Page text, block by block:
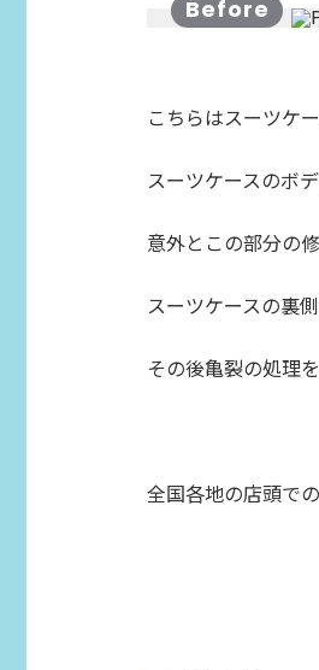
こちらはスーツケ
スーツケースのボ
意外とこの部分の
スーツケースの裏
その後亀裂の処理
全国各地の店頭で